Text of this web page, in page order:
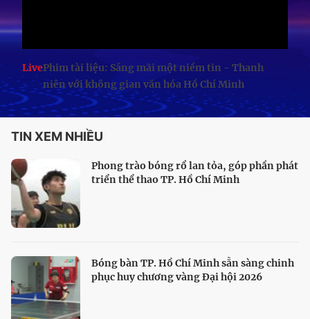
LivePhim tài liệu: Sáng mãi một niềm tin - Thanh
niên với không gian văn hóa Hồ Chí Minh
TIN XEM NHIỀU
Phong trào bóng rổ lan tỏa, góp phần phát
triển thể thao TP. Hồ Chí Minh
Bóng bàn TP. Hồ Chí Minh sẵn sàng chinh
phục huy chương vàng Đại hội 2026